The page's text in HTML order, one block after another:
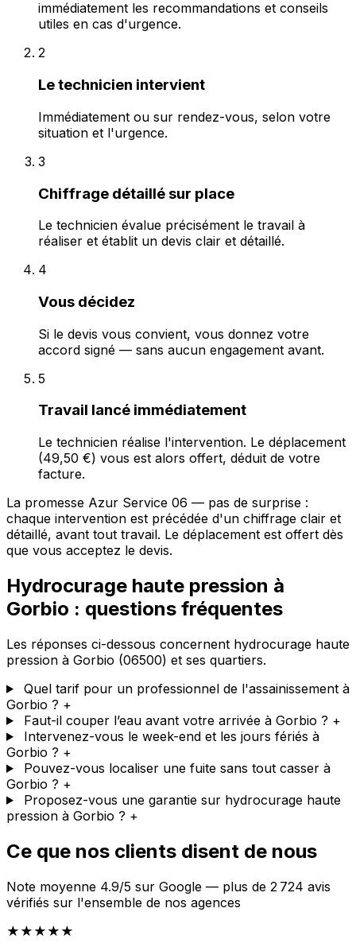
immédiatement les recommandations et conseils
utiles en cas d'urgence.
2
Le technicien intervient
Immédiatement ou sur rendez-vous, selon votre
situation et l'urgence.
3
Chiffrage détaillé sur place
Le technicien évalue précisément le travail à
réaliser et établit un devis clair et détaillé.
4
Vous décidez
Si le devis vous convient, vous donnez votre
accord signé — sans aucun engagement avant.
5
Travail lancé immédiatement
Le technicien réalise l'intervention. Le déplacement
(49,50 €) vous est alors offert, déduit de votre
facture.
La promesse Azur Service 06 — pas de surprise :
chaque intervention est précédée d'un chiffrage clair et
détaillé, avant tout travail. Le déplacement est offert dès
que vous acceptez le devis.
Hydrocurage haute pression à
Gorbio : questions fréquentes
Les réponses ci-dessous concernent hydrocurage haute
pression à Gorbio (06500) et ses quartiers.
Quel tarif pour un professionnel de l'assainissement à
Gorbio ? +
Faut-il couper l’eau avant votre arrivée à Gorbio ? +
Intervenez-vous le week-end et les jours fériés à
Gorbio ? +
Pouvez-vous localiser une fuite sans tout casser à
Gorbio ? +
Proposez-vous une garantie sur hydrocurage haute
pression à Gorbio ? +
Ce que nos clients disent de nous
Note moyenne 4.9/5 sur Google — plus de 2 724 avis
vérifiés sur l'ensemble de nos agences
★★★★★